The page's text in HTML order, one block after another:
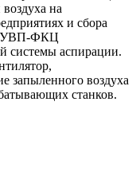
на
и сбора
УВП-ФКЦ
системы аспирации.
запыленного воздуха
станков.